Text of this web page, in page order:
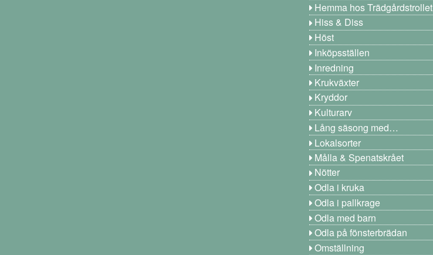
Hemma hos Trädgårdstrollet
Hiss & Diss
Höst
Inköpsställen
Inredning
Krukväxter
Kryddor
Kulturarv
Lång säsong med…
Lokalsorter
Målla & Spenatskrået
Nötter
Odla i kruka
Odla i pallkrage
Odla med barn
Odla på fönsterbrädan
Omställning